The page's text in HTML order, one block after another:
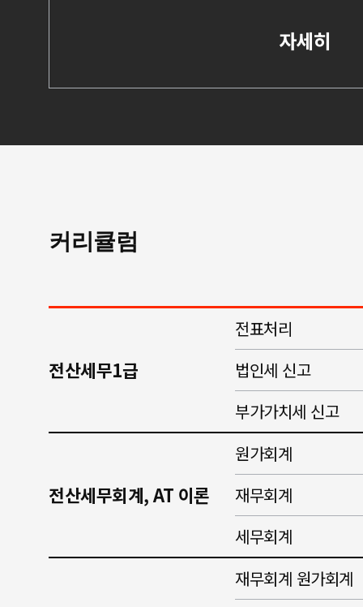
자세히
커리큘럼
전산세무1급
전표처리
법인세 신고
부가가치세 신고
전산세무회계, AT 이론
원가회계
재무회계
세무회계
재무회계 원가회계